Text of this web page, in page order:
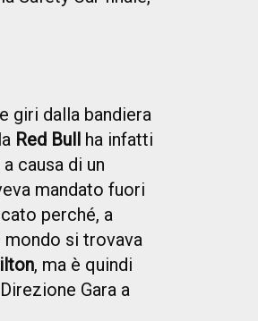
giri dalla bandiera
Red Bull ha infatti
causa di un
mandato fuori
perché, a
si trovava
, ma è quindi
Gara a